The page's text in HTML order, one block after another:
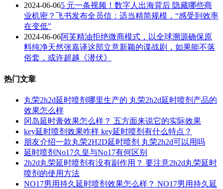
2024-06-065 元一条视频！数字人出海背后 隐藏哪些商
业机密？飞书发布全员信：适当精简规模，“感受到效率
在变低”
2024-06-06阿芙精油拒绝微商模式，以全球溯源确保原
料纯净天然张嘉译这部立意新颖的谍战剧，如果能不落
俗套，或许超越《潜伏》
热门文章
丸荣2h2d延时喷剂哪里生产的 丸荣2h2d延时喷剂产品的
效果怎么样
冈岛延时膏效果怎么样？ 五方面来说它的实际效果
key延时喷剂效果咋样 key延时喷剂有什么特点？
朋友介绍一款丸荣2H2D延时喷剂 丸荣2h2d可以用吗
延时喷剂No17久皇与No17有何区别
2h2d丸荣延时喷剂有没有副作用？ 要注意2h2d丸荣延时
喷剂的使用方法
NO17男用持久延时喷剂效果怎么样？ NO17男用持久延